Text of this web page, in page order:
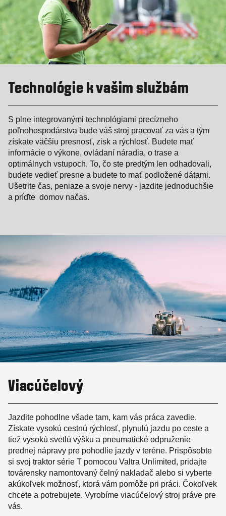
Technológie k vašim službám
S plne integrovanými technológiami precízneho
poľnohospodárstva bude váš stroj pracovať za vás a tým
získate väčšiu presnosť, zisk a rýchlosť. Budete mať
informácie o výkone, ovládaní náradia, o trase a
optimálnych vstupoch. To, čo ste predtým len odhadovali,
budete vedieť presne a budete to mať podložené dátami.
Ušetrite čas, peniaze a svoje nervy - jazdite jednoduchšie
a príďte domov načas.
Viacúčelový
Jazdite pohodlne všade tam, kam vás práca zavedie.
Získate vysokú cestnú rýchlosť, plynulú jazdu po ceste a
tiež vysokú svetlú výšku a pneumatické odpruženie
prednej nápravy pre pohodlie jazdy v teréne. Prispôsobte
si svoj traktor série T pomocou Valtra Unlimited, pridajte
továrensky namontovaný čelný nakladač alebo si vyberte
akúkoľvek možnosť, ktorá vám pomôže pri práci. Čokoľvek
chcete a potrebujete. Vyrobíme viacúčelový stroj práve pre
vás.